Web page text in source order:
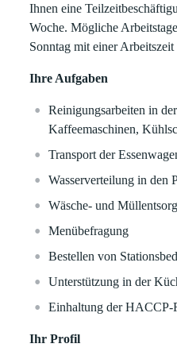
Ihnen eine
Woche. Mögliche
Sonntag mit einer
Ihre Aufgaben
Reinigungsarbeiten in
Kaffeemaschinen,
Transport der
Wasserverteilung in den
Wäsche- und
Menübefragung
Bestellen von
Unterstützung in der
Einhaltung der HACCP-
Ihr Profil